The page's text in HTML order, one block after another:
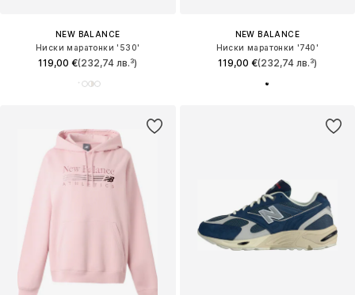
NEW BALANCE
Ниски маратонки '530'
119,00 €(232,74 лв.³)
NEW BALANCE
Ниски маратонки '740'
119,00 €(232,74 лв.³)